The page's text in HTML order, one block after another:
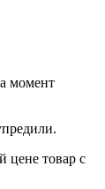
момент
цене товар с